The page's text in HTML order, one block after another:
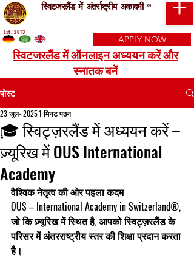
स्विटजरलैंड में अंतर्राष्ट्रीय अकादमी ®
APPLY NOW
स्विटजरलैंड में ऑनलाइन अध्ययन करें और
स्नातक बनें
Est. 2013
पोस्ट
🎓 स्विट्ज़रलैंड में अध्ययन करें –
ज़्यूरिख में OUS International
Academy
23 जुल॰ 20251 मिनट पठन
वैश्विक नेतृत्व की ओर पहला कदम
OUS – International Academy in Switzerland®,
जो कि ज़्यूरिख में स्थित है, आपको स्विट्ज़रलैंड के
परिसर में अंतरराष्ट्रीय स्तर की शिक्षा प्रदान करता
है।